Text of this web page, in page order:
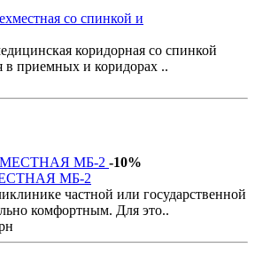
со спинкой и
коридорная со спинкой
в приемных и коридорах ..
-10%
МБ-2
частной или государственной
комфортным. Для это..